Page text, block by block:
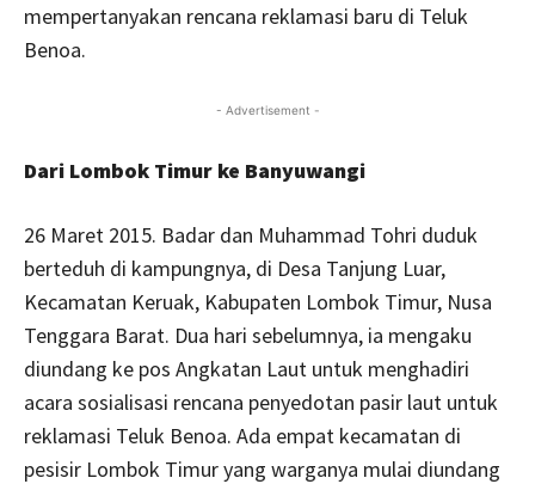
mempertanyakan rencana reklamasi baru di Teluk
Benoa.
- Advertisement -
Dari Lombok Timur ke Banyuwangi
26 Maret 2015. Badar dan Muhammad Tohri duduk
berteduh di kampungnya, di Desa Tanjung Luar,
Kecamatan Keruak, Kabupaten Lombok Timur, Nusa
Tenggara Barat. Dua hari sebelumnya, ia mengaku
diundang ke pos Angkatan Laut untuk menghadiri
acara sosialisasi rencana penyedotan pasir laut untuk
reklamasi Teluk Benoa. Ada empat kecamatan di
pesisir Lombok Timur yang warganya mulai diundang